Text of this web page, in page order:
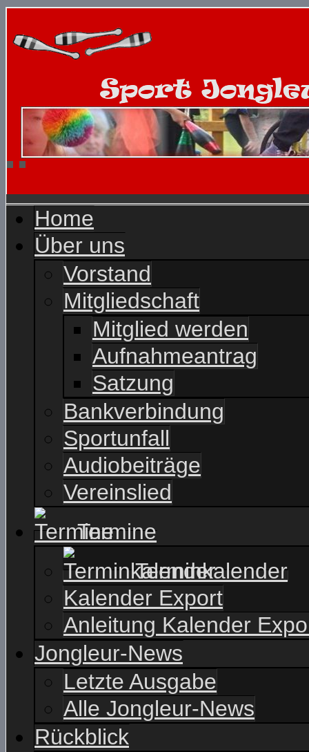
Home
Über uns
Vorstand
Mitgliedschaft
Mitglied werden
Aufnahmeantrag
Satzung
Bankverbindung
Sportunfall
Audiobeiträge
Vereinslied
Termine
Terminkalender
Kalender Export
Anleitung Kalender
Jongleur-News
Letzte Ausgabe
Alle Jongleur-News
Rückblick